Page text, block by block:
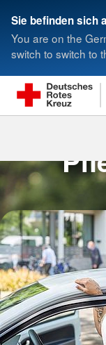
Sie befinden sich
You are on the
switch to switch to